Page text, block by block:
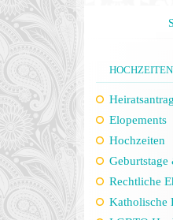
HOCHZEITEN
Elopements
Hochzeiten
Geburtstage
Rechtliche
Katholische